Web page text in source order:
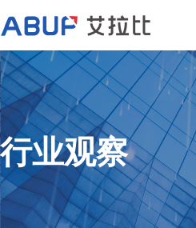
行业观察